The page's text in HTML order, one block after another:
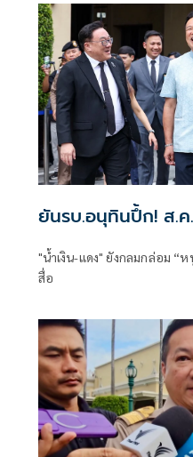
ยันรบ.
"น้ำเงิน-แดง" ยังกลมกล่อม
สื่อ